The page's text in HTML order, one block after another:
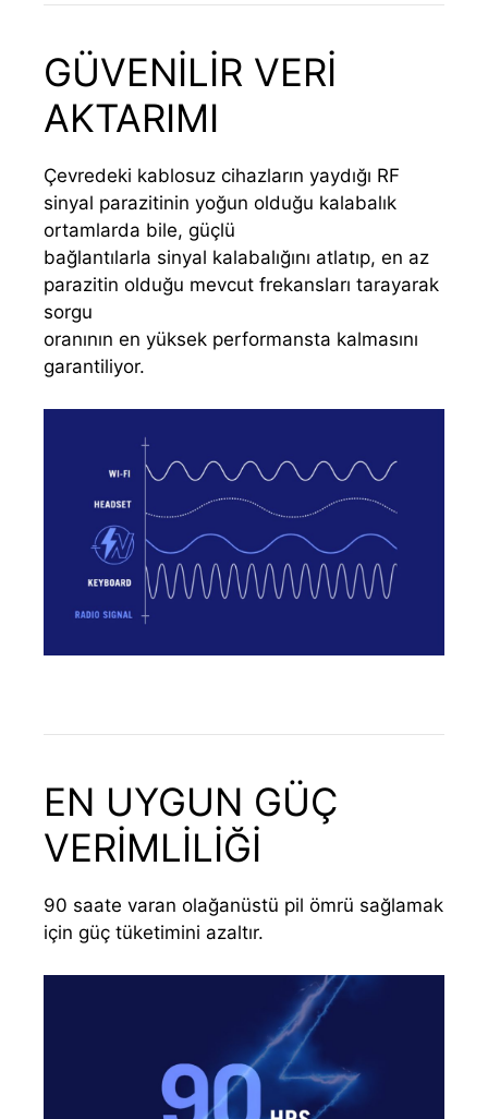
GÜVENİLİR VERİ
AKTARIMI
Çevredeki kablosuz cihazların yaydığı RF
sinyal parazitinin yoğun olduğu kalabalık
ortamlarda bile, güçlü
bağlantılarla sinyal kalabalığını atlatıp, en az
parazitin olduğu mevcut frekansları tarayarak
sorgu
oranının en yüksek performansta kalmasını
garantiliyor.
EN UYGUN GÜÇ
VERİMLİLİĞİ
90 saate varan olağanüstü pil ömrü sağlamak
için güç tüketimini azaltır.